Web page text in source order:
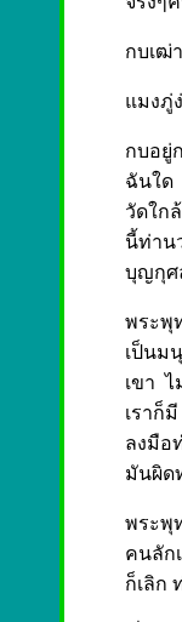
กบเฒ่
แมงภู่
กบอยู่
ฉันใด
วัดใก
นี้ท่าน
บุญกุศ
พระพุ
เป็นม
เขา
เราก็
ลงมือ
มันผิด
พระพุ
คนลัก
ก็เลิก